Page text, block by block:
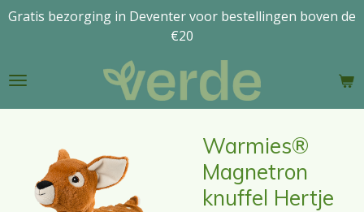
Ga
de
Gratis bezorging in Deventer voor bestellingen boven de
€20
Warmies®
Magnetron
knuffel Hertje